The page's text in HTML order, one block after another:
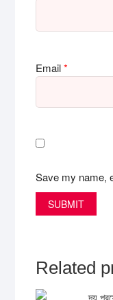
Email*
Save my name,
Related